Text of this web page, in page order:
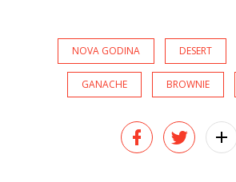
NOVA GODINA DESERT
GANACHE BROWNIE